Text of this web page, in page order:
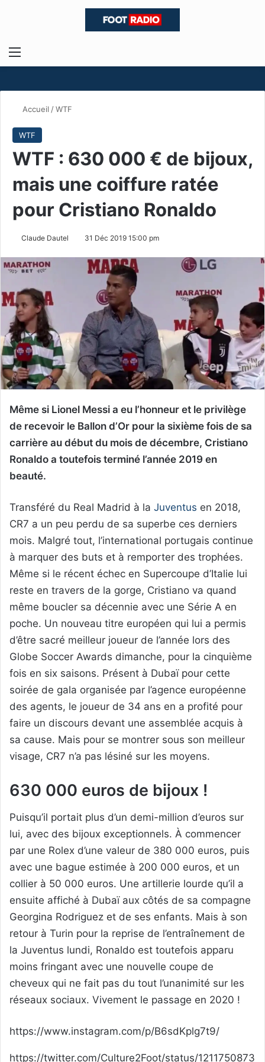
Menu
Accueil /WTF
WTF
WTF : 630 000 € de bijoux,
mais une coiffure ratée
pour Cristiano Ronaldo
Claude Dautel 31 Déc 2019 15:00 pm
Même si Lionel Messi a eu l’honneur et le privilège
de recevoir le Ballon d’Or pour la sixième fois de sa
carrière au début du mois de décembre, Cristiano
Ronaldo a toutefois terminé l’année 2019 en
beauté.
Transféré du Real Madrid à la Juventus en 2018,
CR7 a un peu perdu de sa superbe ces derniers
mois. Malgré tout, l’international portugais continue
à marquer des buts et à remporter des trophées.
Même si le récent échec en Supercoupe d’Italie lui
reste en travers de la gorge, Cristiano va quand
même boucler sa décennie avec une Série A en
poche. Un nouveau titre européen qui lui a permis
d’être sacré meilleur joueur de l’année lors des
Globe Soccer Awards dimanche, pour la cinquième
fois en six saisons. Présent à Dubaï pour cette
soirée de gala organisée par l’agence européenne
des agents, le joueur de 34 ans en a profité pour
faire un discours devant une assemblée acquis à
sa cause. Mais pour se montrer sous son meilleur
visage, CR7 n’a pas lésiné sur les moyens.
630 000 euros de bijoux !
Puisqu’il portait plus d’un demi-million d’euros sur
lui, avec des bijoux exceptionnels. À commencer
par une Rolex d’une valeur de 380 000 euros, puis
avec une bague estimée à 200 000 euros, et un
collier à 50 000 euros. Une artillerie lourde qu’il a
ensuite affiché à Dubaï aux côtés de sa compagne
Georgina Rodriguez et de ses enfants. Mais à son
retour à Turin pour la reprise de l’entraînement de
la Juventus lundi, Ronaldo est toutefois apparu
moins fringant avec une nouvelle coupe de
cheveux qui ne fait pas du tout l’unanimité sur les
réseaux sociaux. Vivement le passage en 2020 !
https://www.instagram.com/p/B6sdKplg7t9/
https://twitter.com/Culture2Foot/status/1211750873